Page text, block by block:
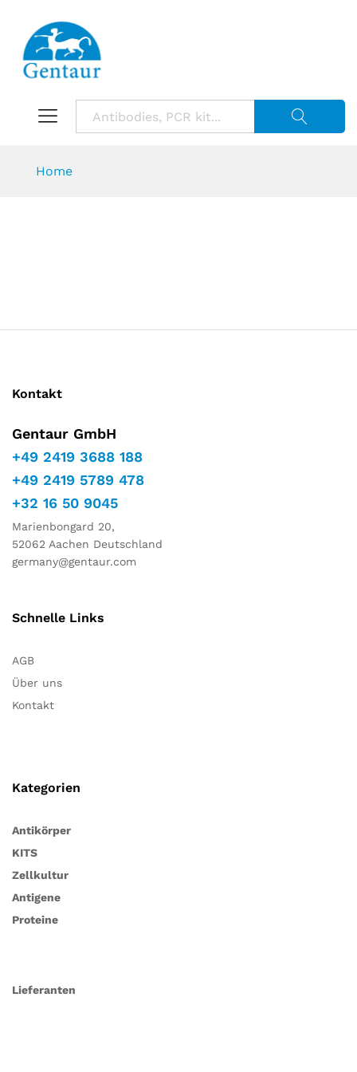
Home
Kontakt
Gentaur GmbH
+49 2419 3688 188
+49 2419 5789 478
+32 16 50 9045
Marienbongard 20,
52062 Aachen Deutschland
germany@gentaur.com
Schnelle Links
AGB
Über uns
Kontakt
Kategorien
Antikörper
KITS
Zellkultur
Antigene
Proteine
Lieferanten